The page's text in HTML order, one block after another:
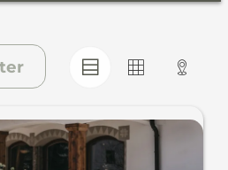
of VAYA